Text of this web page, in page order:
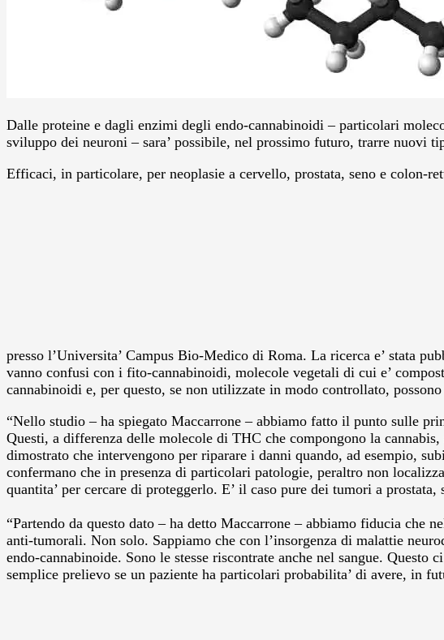
Dalle proteine e dagli enzimi degli endo-cannabinoidi – particolari
sviluppo dei neuroni – sara’ possibile, nel prossimo futuro, trarre nuovi
Efficaci, in particolare, per neoplasie a cervello, prostata, seno e colon-
presso l’Universita’ Campus Bio-Medico di Roma. La ricerca e’ stata
vanno confusi con i fito-cannabinoidi, molecole vegetali di cui e’
cannabinoidi e, per questo, se non utilizzate in modo controllato,
“Nello studio – ha spiegato Maccarrone – abbiamo fatto il punto sulle
Questi, a differenza delle molecole di THC che compongono la
dimostrato che intervengono per riparare i danni quando, ad esempio,
confermano che in presenza di particolari patologie, peraltro non
quantita’ per cercare di proteggerlo. E’ il caso pure dei tumori a prostata,
“Partendo da questo dato – ha detto Maccarrone – abbiamo fiducia
anti-tumorali. Non solo. Sappiamo che con l’insorgenza di malattie
endo-cannabinoide. Sono le stesse riscontrate anche nel sangue.
semplice prelievo se un paziente ha particolari probabilita’ di avere, in